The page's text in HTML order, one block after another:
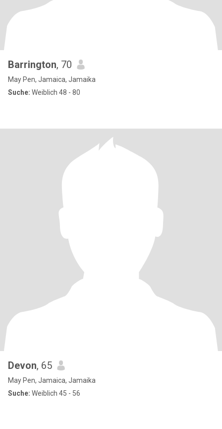
Barrington, 70
May Pen, Jamaica, Jamaika
Suche: Weiblich 48 - 80
Devon, 65
May Pen, Jamaica, Jamaika
Suche: Weiblich 45 - 56